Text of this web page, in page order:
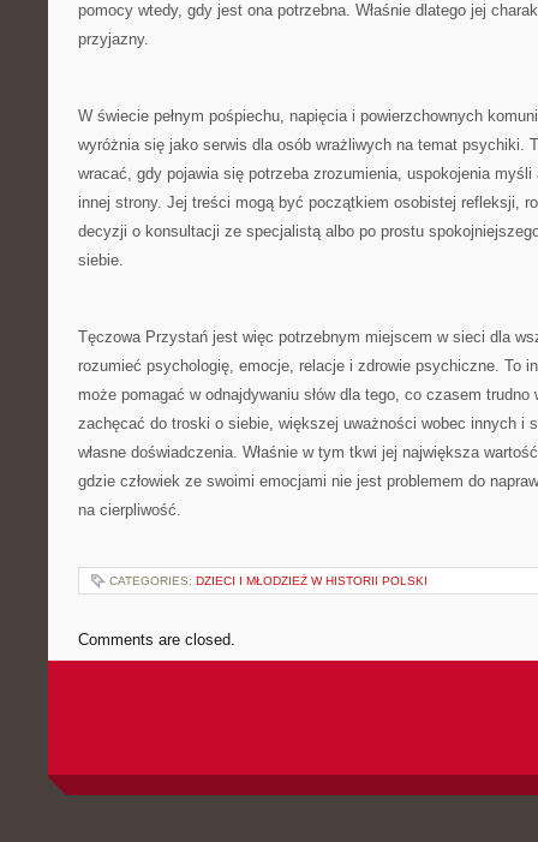
pomocy wtedy, gdy jest ona potrzebna. Właśnie dlatego jej
przyjazny.
W świecie pełnym pośpiechu, napięcia i powierzchownych
wyróżnia się jako serwis dla osób wrażliwych na temat psychiki.
wracać, gdy pojawia się potrzeba zrozumienia, uspokojenia
innej strony. Jej treści mogą być początkiem osobistej refleksji,
decyzji o konsultacji ze specjalistą albo po prostu
siebie.
Tęczowa Przystań jest więc potrzebnym miejscem w sieci dla
rozumieć psychologię, emocje, relacje i zdrowie psychiczne. To
może pomagać w odnajdywaniu słów dla tego, co czasem trudno
zachęcać do troski o siebie, większej uważności wobec innych i
własne doświadczenia. Właśnie w tym tkwi jej największa
gdzie człowiek ze swoimi emocjami nie jest problemem do
na cierpliwość.
CATEGORIES: DZIECI I MŁODZIEŻ W HISTORII POLSKI
Comments are closed.